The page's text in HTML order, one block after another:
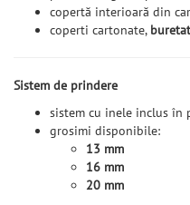
copertă interioară din
coperti cartonate,
Sistem de prindere
sistem cu inele inclus în
grosimi disponibile:
13 mm
16 mm
20 mm